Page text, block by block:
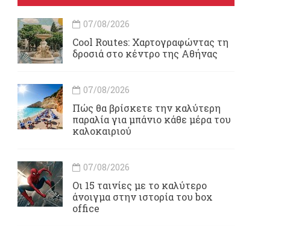
07/08/2026
Cool Routes: Χαρτογραφώντας τη
δροσιά στο κέντρο της Αθήνας
07/08/2026
Πώς θα βρίσκετε την καλύτερη
παραλία για μπάνιο κάθε μέρα του
καλοκαιριού
07/08/2026
Οι 15 ταινίες με το καλύτερο
άνοιγμα στην ιστορία του box
office